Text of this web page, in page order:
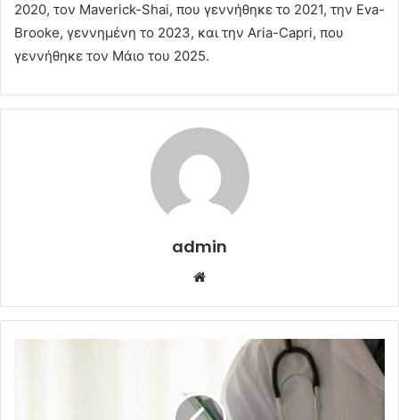
2020, τον Maverick-Shai, που γεννήθηκε το 2021, την Eva-
Brooke, γεννημένη το 2023, και την Aria-Capri, που
γεννήθηκε τον Μάιο του 2025.
admin